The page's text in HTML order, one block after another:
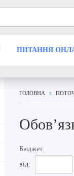
ПИТАННЯ
ГОЛОВНА
Бюджет:
від: